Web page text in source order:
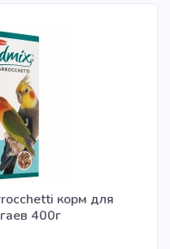
корм для
400г